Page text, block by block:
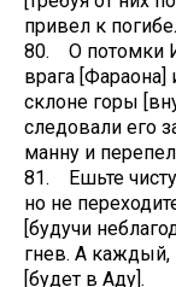
привел к
80. О потомки
врага
склоне горы
следовали его
манну и
81. Ешьте
но не
[будучи
гнев. А каждый,
[будет в Аду].